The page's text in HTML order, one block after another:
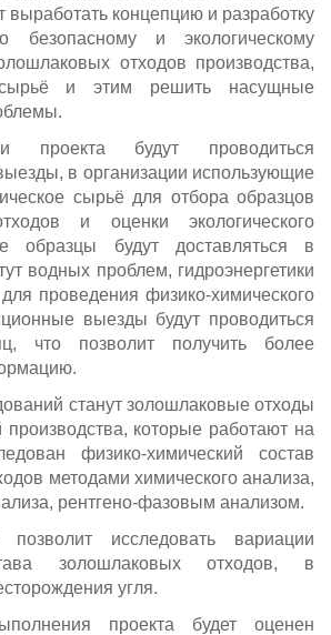
выработать концепцию и разработку
безопасному и экологическому
отходов производства,
и этим решить насущные
проекта будут проводиться
в организации использующие
сырьё для отбора образцов
и оценки экологического
образцы будут доставляться в
водных проблем, гидроэнергетики
проведения физико-химического
выезды будут проводиться
что позволит получить более
станут золошлаковые отходы
производства, которые работают на
физико-химический состав
методами химического анализа,
рентгено-фазовым анализом.
исследовать вариации
золошлаковых отходов, в
угля.
проекта будет оценен